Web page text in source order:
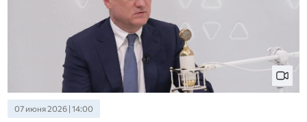
07 июня 2026 | 14:00